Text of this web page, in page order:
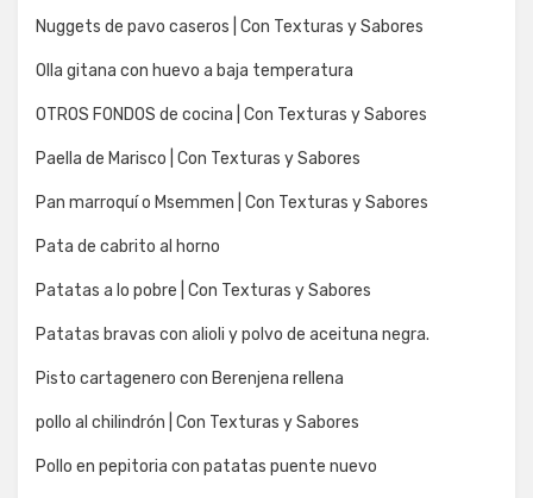
Nuggets de pavo caseros | Con Texturas y Sabores
Olla gitana con huevo a baja temperatura
OTROS FONDOS de cocina | Con Texturas y Sabores
Paella de Marisco | Con Texturas y Sabores
Pan marroquí o Msemmen | Con Texturas y Sabores
Pata de cabrito al horno
Patatas a lo pobre | Con Texturas y Sabores
Patatas bravas con alioli y polvo de aceituna negra.
Pisto cartagenero con Berenjena rellena
pollo al chilindrón | Con Texturas y Sabores
Pollo en pepitoria con patatas puente nuevo